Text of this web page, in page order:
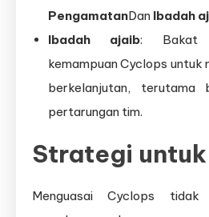
PengamatanDan Ibadah
Ibadah ajaib: Bakat
kemampuan Cyclops untuk
berkelanjutan, terutama
pertarungan tim.
Strategi
Menguasai Cyclops tidak